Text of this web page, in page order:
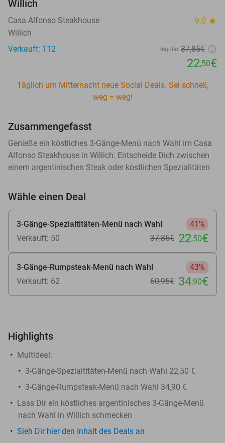
Willich
Casa Alfonso Steakhouse 9.0 star
Willich
Verkauft: 112
Regulär 37,85€
22,50€
Täglich um Mitternacht neue Social Deals. Sei schnell,
weg = weg!
Zusammengefasst
Genieße ein köstliches 3-Gänge-Menü nach Wahl im Casa
Alfonso Steakhouse in Willich: Entscheide Dich zwischen
einem argentinischen Steak oder köstlichen Spezialitäten
Wähle einen Deal
3-Gänge-Spezialtitäten-Menü nach Wahl
41%
Verkauft: 50
37,85€ 22,50€
3-Gänge-Rumpsteak-Menü nach Wahl
43%
Verkauft: 62
60,95€ 34,90€
Highlights
Multideal:
3-Gänge-Spezialtitäten-Menü nach Wahl 22,50 €
3-Gänge-Rumpsteak-Menü nach Wahl 34,90 €
Lass Dir ein köstliches argentinisches 3-Gänge-Menü
nach Wahl in Willich schmecken
Sieh Dir hier den Inhalt des Deals an